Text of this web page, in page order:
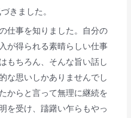
きました。
仕事を知りました。自分の
が得られる素晴らしい仕事
もちろん、そんな旨い話し
な思いしかありませんでし
からと言って無理に継続を
を受け、躊躇い乍らもやっ